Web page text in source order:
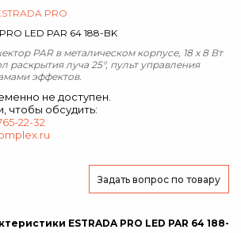
PRO
LED PAR 64 188-BK
PAR в металическом корпусе, 18 х 8 Вт
раскрытия луча 25°, пульт управления
эффектов.
не доступен.
чтобы обсудить:
22-32
Задать вопрос по товару
ESTRADA PRO LED PAR 64 188-